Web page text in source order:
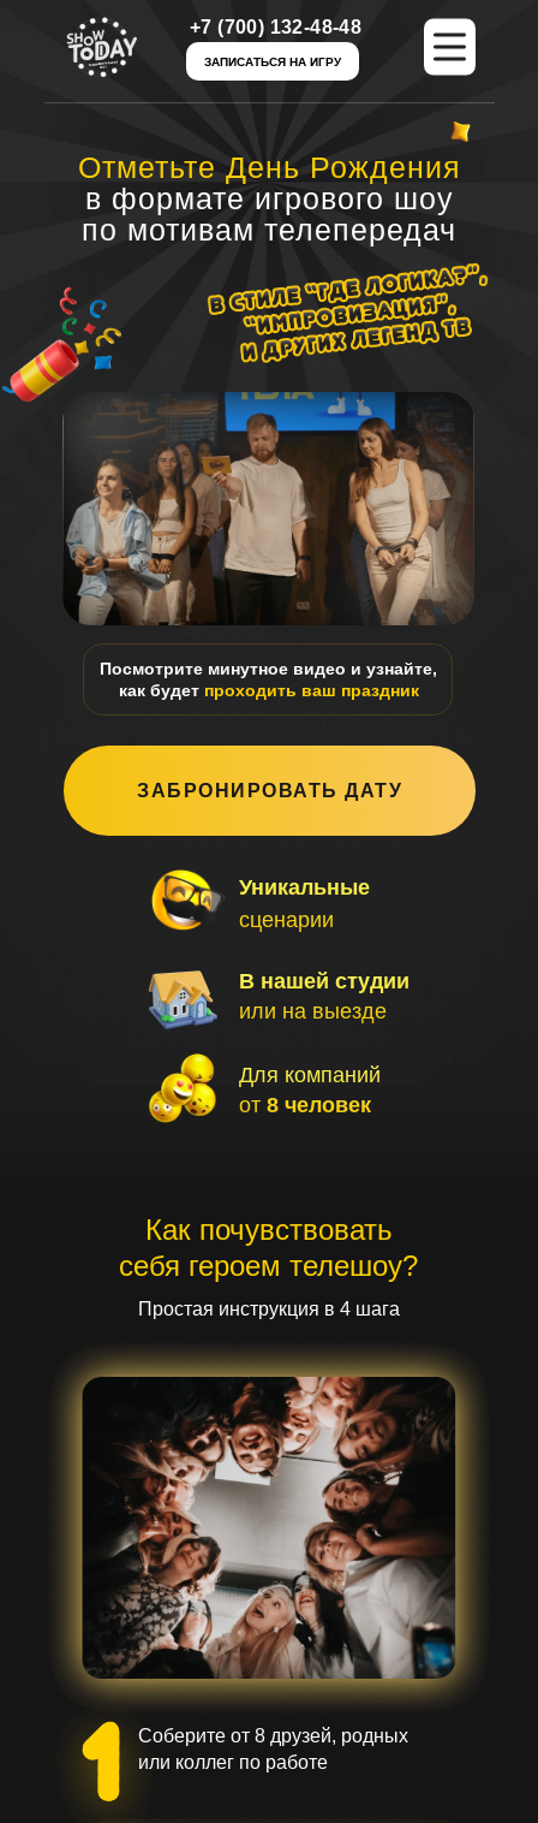
+7 (700) 132-48-48
ЗАПИСАТЬСЯ НА ИГРУ
Уникальные
сценарии
ЗАБРОНИРОВАТЬ ДАТУ
В нашей студии
или на выезде
Для компаний
от 8 человек
Посмотрите минутное видео и узнайте,
как будет проходить ваш праздник
+7 (700) 132-48-48
ЗАПИСАТЬСЯ НА ИГРУ
Отметьте День Рождения
в формате игрового шоу
по мотивам телепередач
Как почувствовать
себя героем телешоу?
Простая инструкция в 4 шага
Соберите от 8 друзей, родных
или коллег по работе